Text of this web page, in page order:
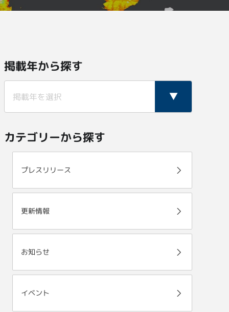
掲載年から探す
カテゴリーから探す
プレスリリース
更新情報
お知らせ
イベント